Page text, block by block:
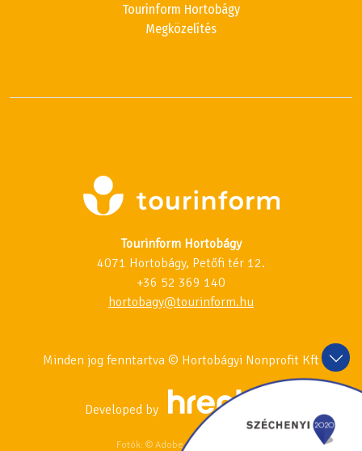
Tourinform Hortobágy
Megközelítés
Tourinform Hortobágy
4071 Hortobágy, Petőfi tér 12.
+36 52 369 140
hortobagy@tourinform.hu
Minden jog fenntartva © Hortobágyi Nonprofit Kft
Developed by
Fotók: © Adobe Stock & 123RF